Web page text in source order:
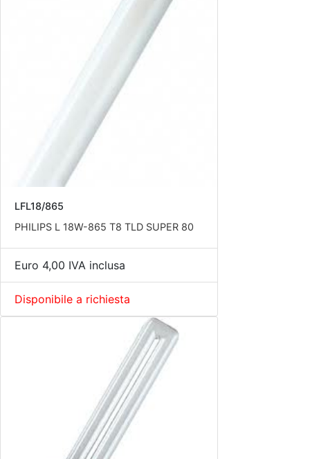
LFL18/865
PHILIPS L 18W-865 T8 TLD SUPER 80
Euro 4,00 IVA inclusa
Disponibile a richiesta